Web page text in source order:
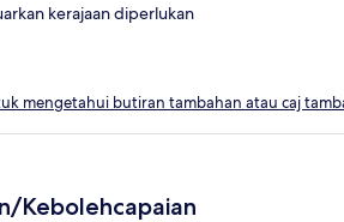
kerajaan diperlukan
mengetahui butiran tambahan atau caj
Kebolehcapaian